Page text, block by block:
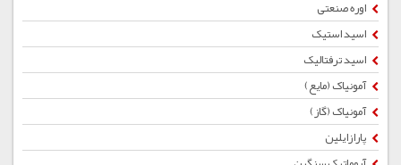
اوره صنعتی
اسید استیک
اسید ترفتالیک
آمونیاک (مایع)
آمونیاک (گاز)
پارازایلین